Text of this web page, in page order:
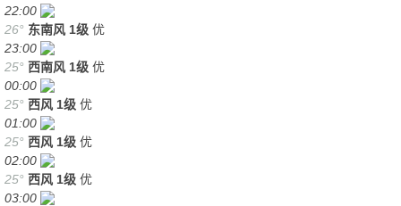
22:00
26° 东南风 1级 优
23:00
25° 西南风 1级 优
00:00
25° 西风 1级 优
01:00
25° 西风 1级 优
02:00
25° 西风 1级 优
03:00